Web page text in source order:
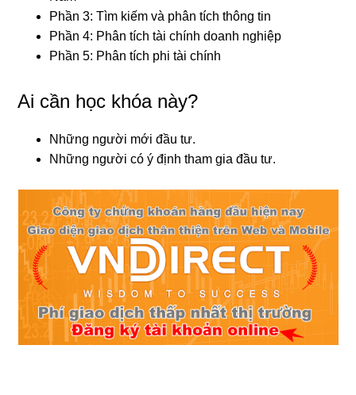
Phần 3: Tìm kiếm và phân tích thông tin
Phần 4: Phân tích tài chính doanh nghiệp
Phần 5: Phân tích phi tài chính
Ai cần học khóa này?
Những người mới đầu tư.
Những người có ý định tham gia đầu tư.